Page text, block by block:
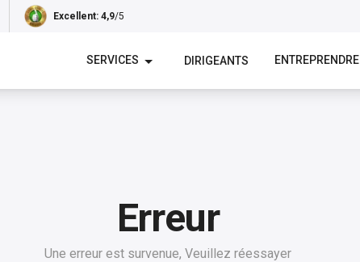
Excellent: 4,9/5
SERVICES DIRIGEANTS ENTREPRENDRE
Erreur
Une erreur est survenue, Veuillez réessayer